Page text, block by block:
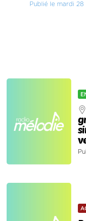
Publié le mardi